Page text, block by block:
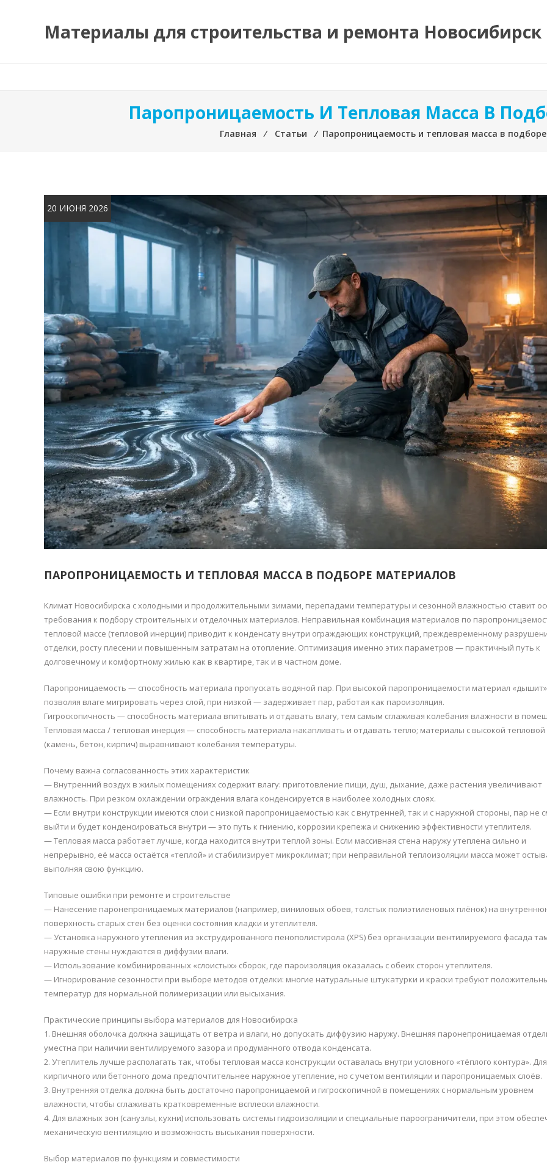
содержимомуМатериалы для строительства и ремонта Новосибирск
Паропроницаемость И Тепловая Масса В
Главная ⁄ Статьи ⁄ Паропроницаемость и тепловая масса в
20 ИЮНЯ 2026
ПАРОПРОНИЦАЕМОСТЬ И ТЕПЛОВАЯ МАССА В ПОДБОРЕ МАТЕРИАЛОВ
Климат Новосибирска с холодными и продолжительными зимами, перепадами температуры и сезонной влажностью ставит
требования к подбору строительных и отделочных материалов. Неправильная комбинация материалов по
тепловой массе (тепловой инерции) приводит к конденсату внутри ограждающих конструкций, преждевременному
отделки, росту плесени и повышенным затратам на отопление. Оптимизация именно этих параметров — практичный путь к
долговечному и комфортному жилью как в квартире, так и в частном доме.
Паропроницаемость — способность материала пропускать водяной пар. При высокой паропроницаемости материал
позволяя влаге мигрировать через слой, при низкой — задерживает пар, работая как пароизоляция.
Гигроскопичность — способность материала впитывать и отдавать влагу, тем самым сглаживая колебания влажности в
Тепловая масса / тепловая инерция — способность материала накапливать и отдавать тепло; материалы с высокой тепловой
(камень, бетон, кирпич) выравнивают колебания температуры.
Почему важна согласованность этих характеристик
— Внутренний воздух в жилых помещениях содержит влагу: приготовление пищи, душ, дыхание, даже растения увеличивают
влажность. При резком охлаждении ограждения влага конденсируется в наиболее холодных слоях.
— Если внутри конструкции имеются слои с низкой паропроницаемостью как с внутренней, так и с наружной стороны, пар не
выйти и будет конденсироваться внутри — это путь к гниению, коррозии крепежа и снижению эффективности утеплителя.
— Тепловая масса работает лучше, когда находится внутри теплой зоны. Если массивная стена наружу утеплена сильно и
непрерывно, её масса остаётся «теплой» и стабилизирует микроклимат; при неправильной теплоизоляции масса может
выполняя свою функцию.
Типовые ошибки при ремонте и строительстве
— Нанесение паронепроницаемых материалов (например, виниловых обоев, толстых полиэтиленовых плёнок) на
поверхность старых стен без оценки состояния кладки и утеплителя.
— Установка наружного утепления из экструдированного пенополистирола (XPS) без организации вентилируемого фасада
наружные стены нуждаются в диффузии влаги.
— Использование комбинированных «слоистых» сборок, где пароизоляция оказалась с обеих сторон утеплителя.
— Игнорирование сезонности при выборе методов отделки: многие натуральные штукатурки и краски требуют
температур для нормальной полимеризации или высыхания.
Практические принципы выбора материалов для Новосибирска
1. Внешняя оболочка должна защищать от ветра и влаги, но допускать диффузию наружу. Внешняя паронепроницаемая
уместна при наличии вентилируемого зазора и продуманного отвода конденсата.
2. Утеплитель лучше располагать так, чтобы тепловая масса конструкции оставалась внутри условного «тёплого контура». Для
кирпичного или бетонного дома предпочтительнее наружное утепление, но с учетом вентиляции и паропроницаемых слоёв.
3. Внутренняя отделка должна быть достаточно паропроницаемой и гигроскопичной в помещениях с нормальным уровнем
влажности, чтобы сглаживать кратковременные всплески влажности.
4. Для влажных зон (санузлы, кухни) использовать системы гидроизоляции и специальные пароограничители, при этом
механическую вентиляцию и возможность высыхания поверхности.
Выбор материалов по функциям и совместимости